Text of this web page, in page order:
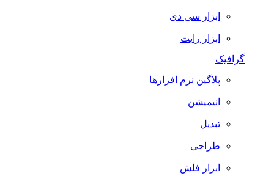
ابزار سی دی
ابزار رایت
گرافیک
پلاگین نرم افزارها
انیمیشن
تبدیل
طراحی
ابزار فلش